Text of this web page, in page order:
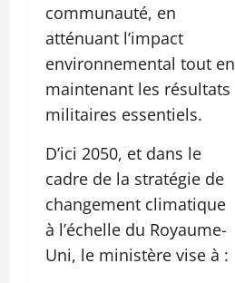
communauté, en
atténuant l’impact
environnemental tout en
maintenant les résultats
militaires essentiels.
D’ici 2050, et dans le
cadre de la stratégie de
changement climatique
à l’échelle du Royaume-
Uni, le ministère vise à :